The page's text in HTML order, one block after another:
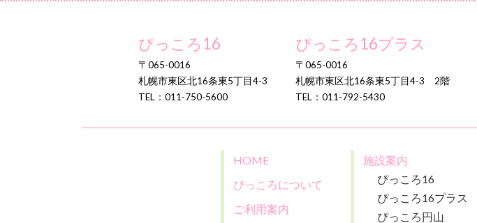
ぴっころ16
〒065-0016
札幌市東区北16条東5丁目4-3
TEL：011-750-5600
ぴっころ16プラス
〒065-0016
札幌市東区北16条東5丁目4-3 2階
TEL：011-792-5430
HOME
ぴっころについて
ご利用案内
施設案内
ぴっころ16
ぴっころ16プラス
ぴっころ円山